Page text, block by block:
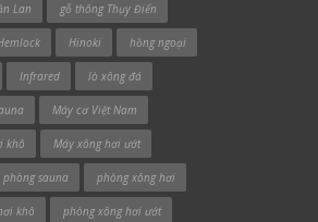
Lan gỗ thông Thụy Điển
Hinoki hồng ngoại
Infrared lò xông đá
Máy cơ Việt Nam
khô Máy xông hơi ướt
phòng sauna phòng xông hơi
khô phòng xông hơi ướt